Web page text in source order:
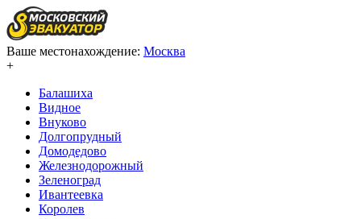
Ваше местонахождение: Москва
+
Балашиха
Видное
Внуково
Долгопрудный
Домодедово
Железнодорожный
Зеленоград
Ивантеевка
Королев